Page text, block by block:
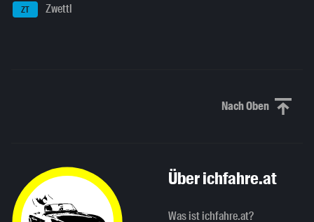
ZT Zwettl
Nach ObenNach oben
Über ichfahre.at
Was ist ichfahre.at?